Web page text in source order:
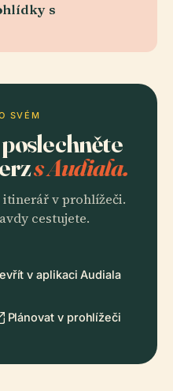
s
SVÉM
s Audiala.
v prohlížeči.
cestujete.
v aplikaci Audiala
Plánovat v prohlížeči